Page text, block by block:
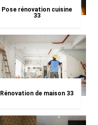
Pose rénovation cuisine
33
Rénovation de maison 33